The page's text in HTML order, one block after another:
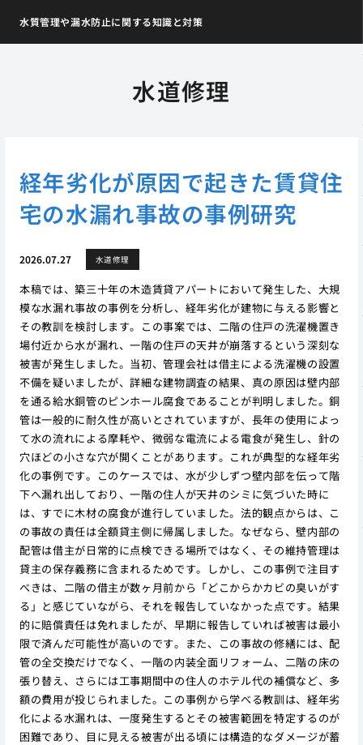
水質管理や漏水防止に関する知識と対策
水道修理
経年劣化が原因で起きた賃貸住
宅の水漏れ事故の事例研究
2026.07.27 水道修理
本稿では、築三十年の木造賃貸アパートにおいて発生した、大規
模な水漏れ事故の事例を分析し、経年劣化が建物に与える影響と
その教訓を検討します。この事案では、二階の住戸の洗濯機置き
場付近から水が漏れ、一階の住戸の天井が崩落するという深刻な
被害が発生しました。当初、管理会社は借主による洗濯機の設置
不備を疑いましたが、詳細な建物調査の結果、真の原因は壁内部
を通る給水銅管のピンホール腐食であることが判明しました。銅
管は一般的に耐久性が高いとされていますが、長年の使用によっ
て水の流れによる摩耗や、微弱な電流による電食が発生し、針の
穴ほどの小さな穴が開くことがあります。これが典型的な経年劣
化の事例です。このケースでは、水が少しずつ壁内部を伝って階
下へ漏れ出しており、一階の住人が天井のシミに気づいた時に
は、すでに木材の腐食が進行していました。法的観点からは、こ
の事故の責任は全額貸主側に帰属しました。なぜなら、壁内部の
配管は借主が日常的に点検できる場所ではなく、その維持管理は
貸主の保存義務に含まれるためです。しかし、この事例で注目す
べきは、二階の借主が数ヶ月前から「どこからかカビの臭いがす
る」と感じていながら、それを報告していなかった点です。結果
的に賠償責任は免れましたが、早期に報告していれば被害は最小
限で済んだ可能性が高いのです。また、この事故の修繕には、配
管の全交換だけでなく、一階の内装全面リフォーム、二階の床の
張り替え、さらには工事期間中の住人のホテル代の補償など、多
額の費用が投じられました。この事例から学べる教訓は、経年劣
化による水漏れは、一度発生するとその被害範囲を特定するのが
困難であり、目に見える被害が出る頃には構造的なダメージが蓄